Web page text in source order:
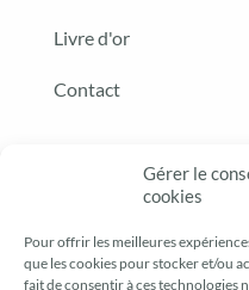
Gérer le
cookies
Pour offrir les meilleures
que les cookies pour stocker et/ou
fait de consentir à ces technologies
Livre d'or
Contact